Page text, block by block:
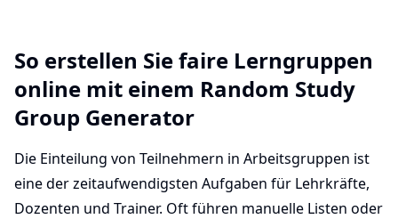
So erstellen Sie faire Lerngruppen
online mit einem Random Study
Group Generator
Die Einteilung von Teilnehmern in Arbeitsgruppen ist
eine der zeitaufwendigsten Aufgaben für Lehrkräfte,
Dozenten und Trainer. Oft führen manuelle Listen oder